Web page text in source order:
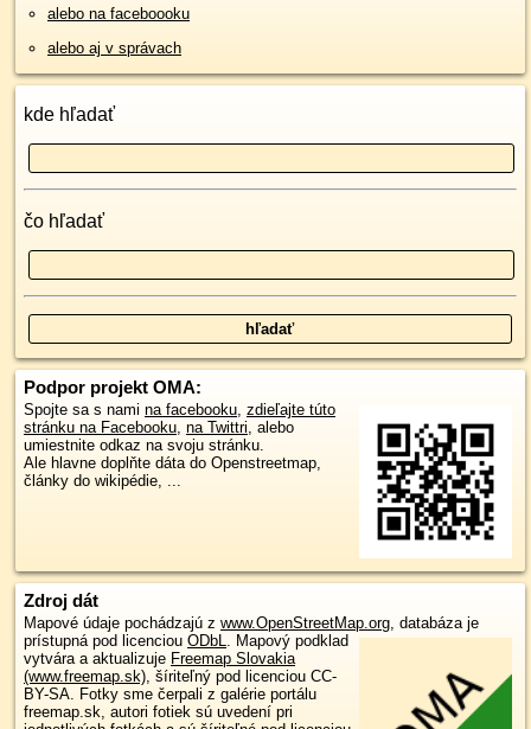
alebo na faceboooku
alebo aj v správach
kde hľadať
čo hľadať
Podpor projekt OMA:
Spojte sa s nami na facebooku, zdieľajte túto
stránku na Facebooku, na Twittri, alebo
umiestnite odkaz na svoju stránku.
Ale hlavne doplňte dáta do Openstreetmap,
články do wikipédie, ...
Zdroj dát
Mapové údaje pochádzajú z www.OpenStreetMap.org, databáza je
prístupná pod licenciou ODbL. Mapový podklad
vytvára a aktualizuje Freemap Slovakia
(www.freemap.sk), šíriteľný pod licenciou CC-
BY-SA. Fotky sme čerpali z galérie portálu
freemap.sk, autori fotiek sú uvedení pri